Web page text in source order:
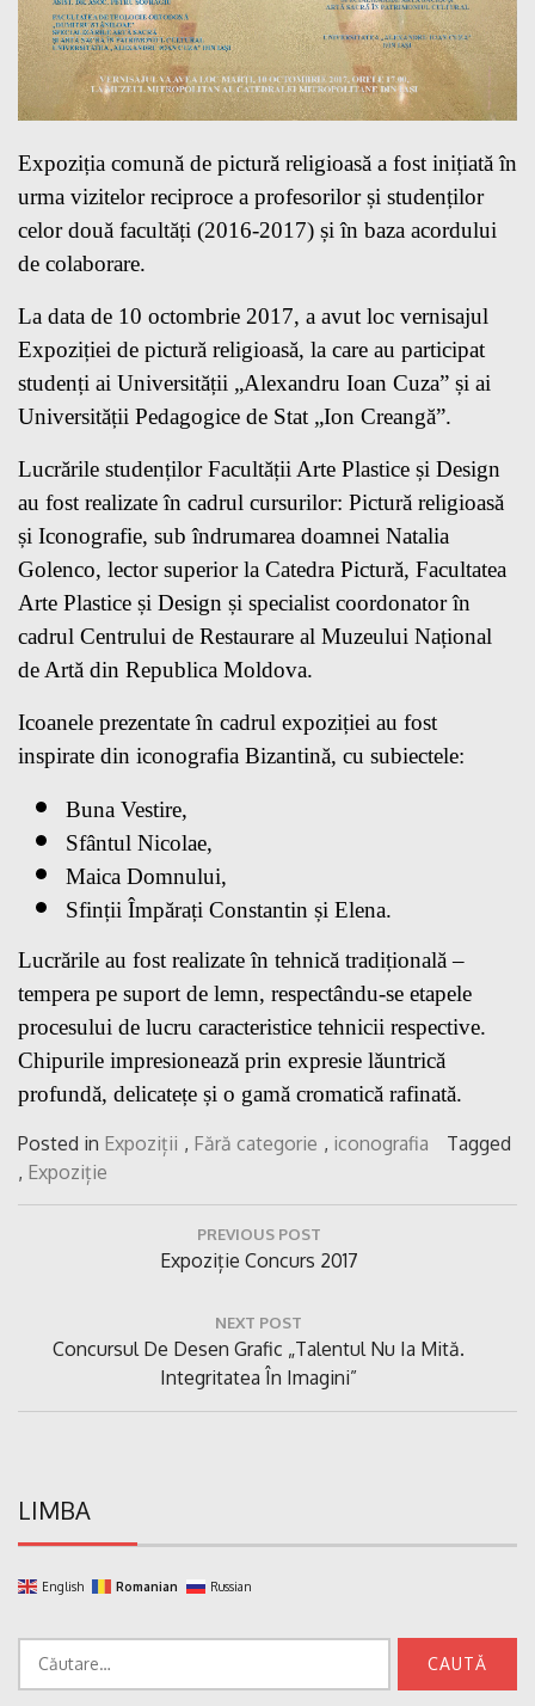
Expoziția comună de pictură religioasă a fost inițiată în
urma vizitelor reciproce a profesorilor și studenților
celor două facultăți (2016-2017) și în baza acordului
de colaborare.
La data de 10 octombrie 2017, a avut loc vernisajul
Expoziției de pictură religioasă, la care au participat
studenți ai Universității „Alexandru Ioan Cuza” și ai
Universității Pedagogice de Stat „Ion Creangă”.
Lucrările studenților Facultății Arte Plastice și Design
au fost realizate în cadrul cursurilor: Pictură religioasă
și Iconografie, sub îndrumarea doamnei Natalia
Golenco, lector superior la Catedra Pictură, Facultatea
Arte Plastice și Design și specialist coordonator în
cadrul Centrului de Restaurare al Muzeului Național
de Artă din Republica Moldova.
Icoanele prezentate în cadrul expoziției au fost
inspirate din iconografia Bizantină, cu subiectele:
Buna Vestire,
Sfântul Nicolae,
Maica Domnului,
Sfinții Împărați Constantin și Elena.
Lucrările au fost realizate în tehnică tradițională –
tempera pe suport de lemn, respectându-se etapele
procesului de lucru caracteristice tehnicii respective.
Chipurile impresionează prin expresie lăuntrică
profundă, delicatețe și o gamă cromatică rafinată.
Posted in Expoziții , Fără categorie , iconografia
Tagged
, Expoziție
PREVIOUS POST
Previous
Expoziție Concurs 2017
NEXT POST
Next
Concursul De Desen Grafic „Talentul Nu Ia Mită.
Integritatea În Imagini”
LIMBA
English Romanian Russian